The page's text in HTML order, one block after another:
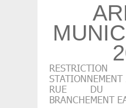
RESTRICTION
RUE DU
BRANCHEMENT